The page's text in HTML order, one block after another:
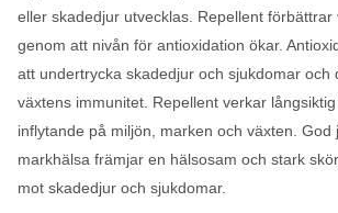
eller skadedjur utvecklas. Repellent förbättrar
genom att nivån för antioxidation ökar.
att undertrycka skadedjur och sjukdomar och
växtens immunitet. Repellent verkar
inflytande på miljön, marken och växten. God
markhälsa främjar en hälsosam och stark
mot skadedjur och sjukdomar.